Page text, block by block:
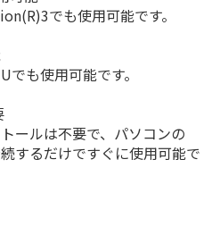
でも使用可能です。
も使用可能です。
ールは不要で、パソコンの
するだけですぐに使用可能で